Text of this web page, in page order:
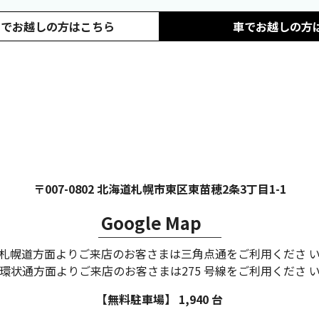
お越しの方はこちら 車でお越しの方
〒007-0802 北海道札幌市東区東苗穂2条3丁目1-1
Google Map
幌道方面よりご来店のお客さまは三角点通をご利用くださ い
状通方面よりご来店のお客さまは275 号線をご利用くださ い
【無料駐車場】 1,940 台